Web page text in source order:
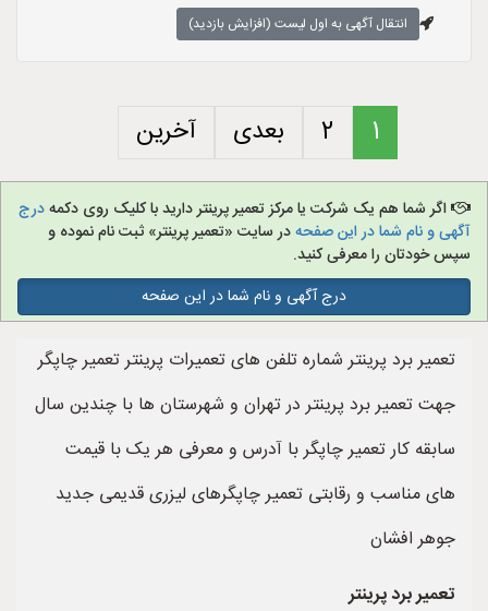
انتقال آگهی به اول لیست (افزایش بازدید)
1
2 بعدی آخرین
اگر شما هم یک شرکت یا مرکز تعمیر پرینتر دارید با کلیک روی دکمهدرج
آگهی و نام شما در این صفحهدر سایت «تعمیر پرینتر» ثبت نام نموده و
سپس خودتان را معرفی کنید.
درج آگهی و نام شما در این صفحه
تعمیر برد پرینتر شماره تلفن های تعمیرات پرینتر تعمیر چاپگر
جهت تعمیر برد پرینتر در تهران و شهرستان ها با چندین سال
سابقه کار تعمیر چاپگر با آدرس و معرفی هر یک با قیمت
های مناسب و رقابتی تعمیر چاپگرهای لیزری قدیمی جدید
جوهر افشان
تعمیر برد پرینتر